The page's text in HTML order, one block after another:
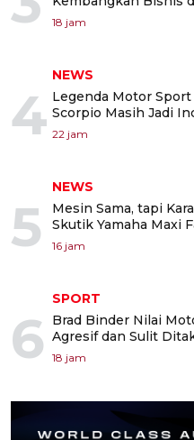
18 jam
4
NEWS
Legenda Motor Sport
Scorpio Masih Jadi
22 jam
5
NEWS
Mesin Sama, tapi
Skutik Yamaha Maxi
16 jam
6
SPORT
Brad Binder Nilai
Agresif dan Sulit
18 jam